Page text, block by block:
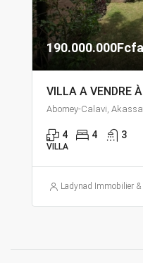
190.000.000Fcfa
Abomey-Calavi,
4 4 3
VILLA
Ladynad Immobilier &